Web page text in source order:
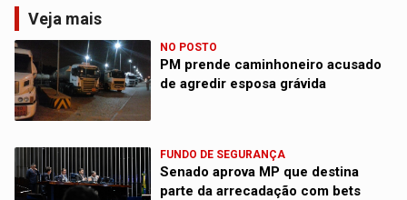
Veja mais
NO POSTO
PM prende caminhoneiro acusado
de agredir esposa grávida
FUNDO DE SEGURANÇA
Senado aprova MP que destina
parte da arrecadação com bets